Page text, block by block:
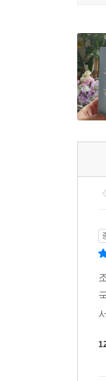
영화
나의
2 참
한국
빛의
자기
가슴
숫자
피청
K-민
K-엘
맞불
법조